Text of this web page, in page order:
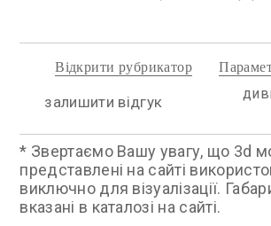
залишити відгук
Відкрити рубрикатор
* Звертаємо Вашу увагу, що 3d
представлені на сайті
виключно для візуалізації.
вказані в каталозі на сайті.